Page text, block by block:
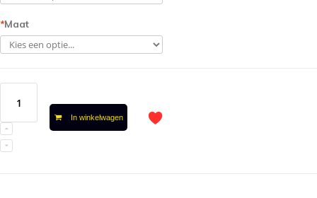
*Maat
In winkelwagen